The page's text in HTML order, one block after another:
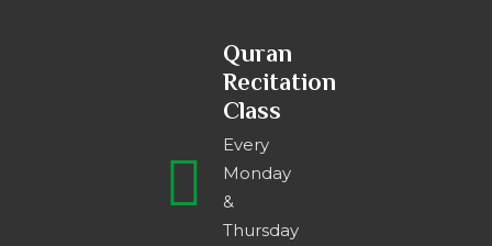
Quran
Recitation
Class
Every
Monday
&
Thursday